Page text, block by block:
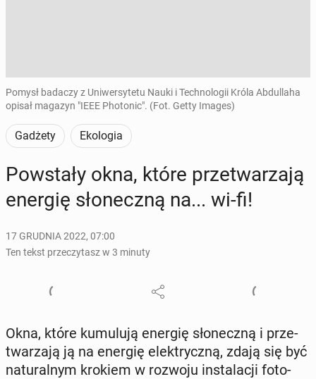
Pomysł badaczy z Uniwersytetu Nauki i Technologii Króla Abdullaha
opisał magazyn "IEEE Photonic". (Fot. Getty Images)
Gadżety Ekologia
Po­wsta­ły okna, które prze­twa­rza­ją
energię sło­necz­ną na... wi-fi!
17 GRUDNIA 2022, 07:00
Ten tekst przeczytasz w 3 minuty
Okna, które ku­mu­lu­ją energię sło­necz­ną i prze­
twa­rza­ją ją na energię elek­trycz­ną, zdają się być
na­tu­ral­nym krokiem w rozwoju in­sta­la­cji fo­to­